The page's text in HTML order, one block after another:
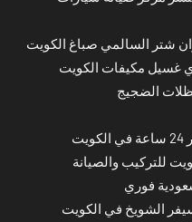
شتر السالمي صباغ الكويت
غسيل مكيفات الكويت
الضجيج
للتركيب والصيانة
فوري
الشويخ في الكويت